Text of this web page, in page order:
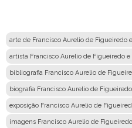
arte de Francisco Aurelio de Figueiredo
artista Francisco Aurelio de Figueiredo e
bibliografia Francisco Aurelio de
biografia Francisco Aurelio de
exposição Francisco Aurelio de
imagens Francisco Aurelio de